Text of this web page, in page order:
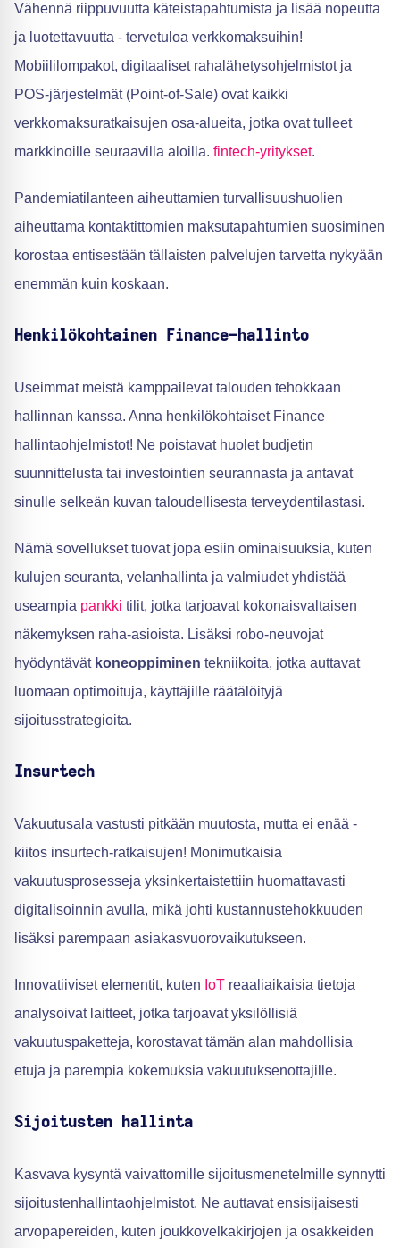
Vähennä riippuvuutta käteistapahtumista ja lisää nopeutta
ja luotettavuutta - tervetuloa verkkomaksuihin!
Mobiililompakot, digitaaliset rahalähetysohjelmistot ja
POS-järjestelmät (Point-of-Sale) ovat kaikki
verkkomaksuratkaisujen osa-alueita, jotka ovat tulleet
markkinoille seuraavilla aloilla. fintech-yritykset.
Pandemiatilanteen aiheuttamien turvallisuushuolien
aiheuttama kontaktittomien maksutapahtumien suosiminen
korostaa entisestään tällaisten palvelujen tarvetta nykyään
enemmän kuin koskaan.
Henkilökohtainen Finance-hallinto
Useimmat meistä kamppailevat talouden tehokkaan
hallinnan kanssa. Anna henkilökohtaiset Finance
hallintaohjelmistot! Ne poistavat huolet budjetin
suunnittelusta tai investointien seurannasta ja antavat
sinulle selkeän kuvan taloudellisesta terveydentilastasi.
Nämä sovellukset tuovat jopa esiin ominaisuuksia, kuten
kulujen seuranta, velanhallinta ja valmiudet yhdistää
useampia pankki tilit, jotka tarjoavat kokonaisvaltaisen
näkemyksen raha-asioista. Lisäksi robo-neuvojat
hyödyntävät koneoppiminen tekniikoita, jotka auttavat
luomaan optimoituja, käyttäjille räätälöityjä
sijoitusstrategioita.
Insurtech
Vakuutusala vastusti pitkään muutosta, mutta ei enää -
kiitos insurtech-ratkaisujen! Monimutkaisia
vakuutusprosesseja yksinkertaistettiin huomattavasti
digitalisoinnin avulla, mikä johti kustannustehokkuuden
lisäksi parempaan asiakasvuorovaikutukseen.
Innovatiiviset elementit, kuten IoT reaaliaikaisia tietoja
analysoivat laitteet, jotka tarjoavat yksilöllisiä
vakuutuspaketteja, korostavat tämän alan mahdollisia
etuja ja parempia kokemuksia vakuutuksenottajille.
Sijoitusten hallinta
Kasvava kysyntä vaivattomille sijoitusmenetelmille synnytti
sijoitustenhallintaohjelmistot. Ne auttavat ensisijaisesti
arvopapereiden, kuten joukkovelkakirjojen ja osakkeiden